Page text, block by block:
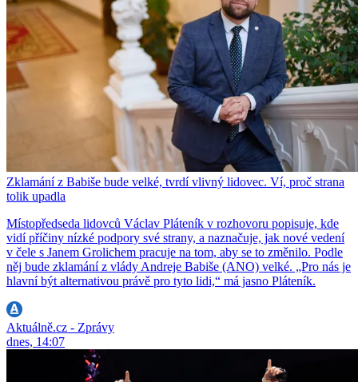
Zklamání z Babiše bude velké, tvrdí vlivný lidovec. Ví, proč strana
tolik upadla
Místopředseda lidovců Václav Pláteník v rozhovoru popisuje, kde
vidí příčiny nízké podpory své strany, a naznačuje, jak nové vedení
v čele s Janem Grolichem pracuje na tom, aby se to změnilo. Podle
něj bude zklamání z vlády Andreje Babiše (ANO) velké. „Pro nás je
hlavní být alternativou právě pro tyto lidi,“ má jasno Pláteník.
Aktuálně.cz - Zprávy
dnes, 14:07